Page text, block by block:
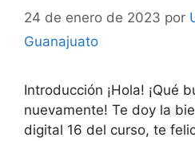
24 de enero de 2023 por
Guanajuato
Introducción ¡Hola! ¡Qué
nuevamente! Te doy la
digital 16 del curso, te